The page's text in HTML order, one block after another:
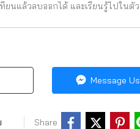
ยนแล้วลบออกได้ และเรียนรู้ไปในตัว
Message Us
Share